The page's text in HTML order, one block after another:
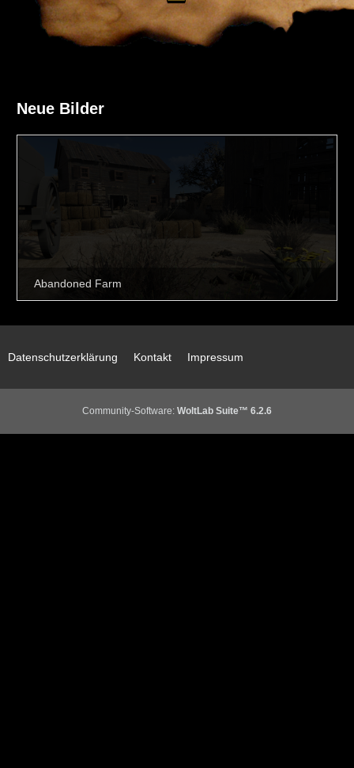
Neue Bilder
Datenschutzerklärung Kontakt Impressum
Community-Software: WoltLab Suite™ 6.2.6